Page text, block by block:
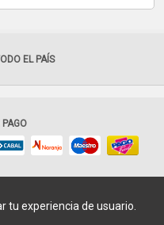
EL PAÍS
PAGO
tu experiencia de usuario.